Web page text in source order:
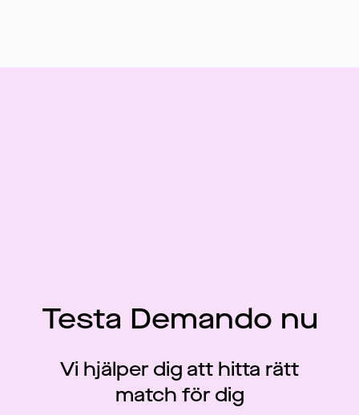
Testa Demando nu
Vi hjälper dig att hitta rätt
match för dig